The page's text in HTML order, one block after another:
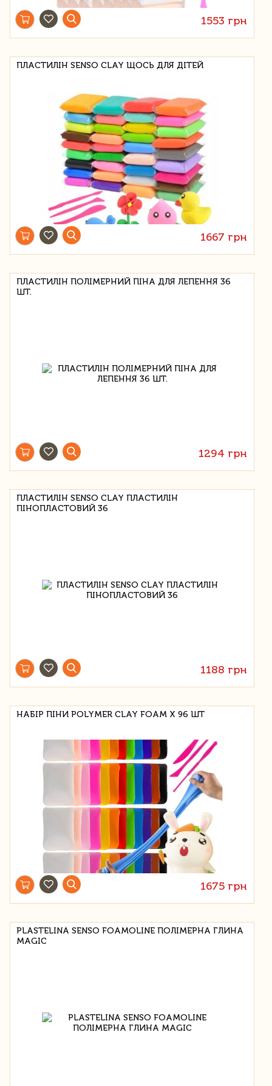
1553 грн
ПЛАСТИЛІН SENSO CLAY ЩОСЬ ДЛЯ ДІТЕЙ
1667 грн
ПЛАСТИЛІН ПОЛІМЕРНИЙ ПІНА ДЛЯ ЛЕПЕННЯ 36
ШТ.
1294 грн
ПЛАСТИЛІН SENSO CLAY ПЛАСТИЛІН
ПІНОПЛАСТОВИЙ 36
1188 грн
НАБІР ПІНИ POLYMER CLAY FOAM X 96 ШТ
1675 грн
PLASTELINA SENSO FOAMOLINE ПОЛІМЕРНА ГЛИНА
MAGIC